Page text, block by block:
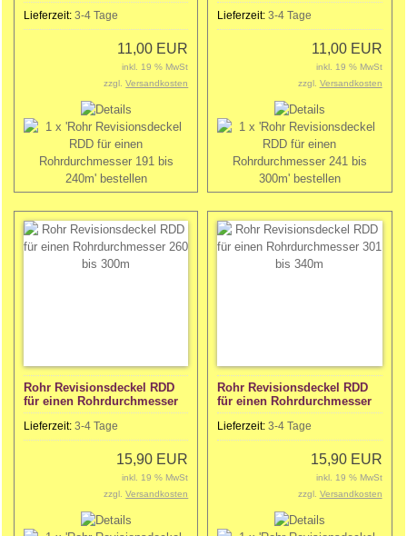
191 bis 240m
Lieferzeit: 3-4 Tage
11,00 EUR
inkl. 19 % MwSt
zzgl.Versandkosten
241 bis 300m
Lieferzeit:3-4 Tage
11,00 EUR
inkl. 19 % MwSt
zzgl. Versandkosten
Rohr Revisionsdeckel RDD
für einen Rohrdurchmesser
260 bis 300m
Lieferzeit: 3-4 Tage
15,90 EUR
inkl. 19 % MwSt
zzgl.Versandkosten
Rohr Revisionsdeckel RDD
für einen Rohrdurchmesser
301 bis 340m
Lieferzeit:3-4 Tage
15,90 EUR
inkl. 19 % MwSt
zzgl. Versandkosten